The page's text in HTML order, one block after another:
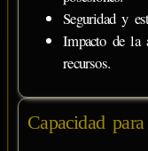
Seguridad y
Impacto de la
recursos.
Capacidad